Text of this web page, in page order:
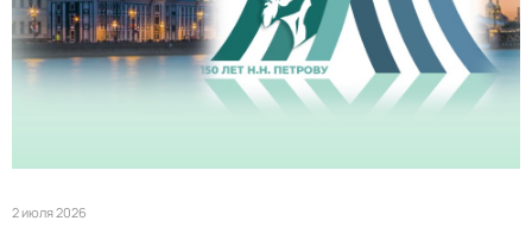
Полиморфизмы
Биоинформатика
КОНТАКТЫ
2 июля 2026